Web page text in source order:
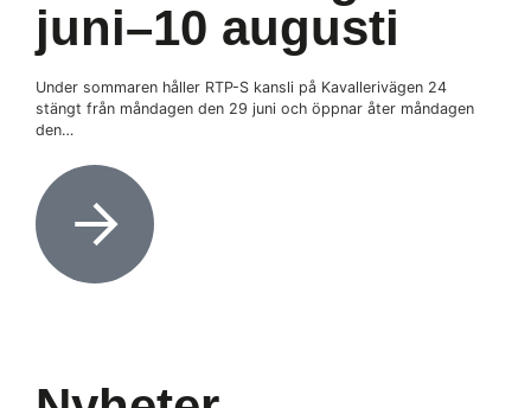
juni–10 augusti
Under sommaren håller RTP-S kansli på Kavallerivägen 24
stängt från måndagen den 29 juni och öppnar åter måndagen
den…